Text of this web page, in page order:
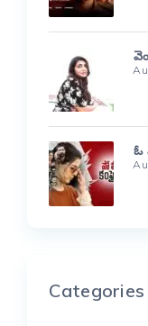
ఓ
Categories